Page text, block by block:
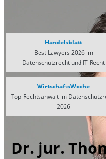
Handelsblatt
Best Lawyers 2026 im
Datenschutzrecht und IT-Recht
WirtschaftsWoche
Top-Rechtsanwalt im
2026
Dr. jur.